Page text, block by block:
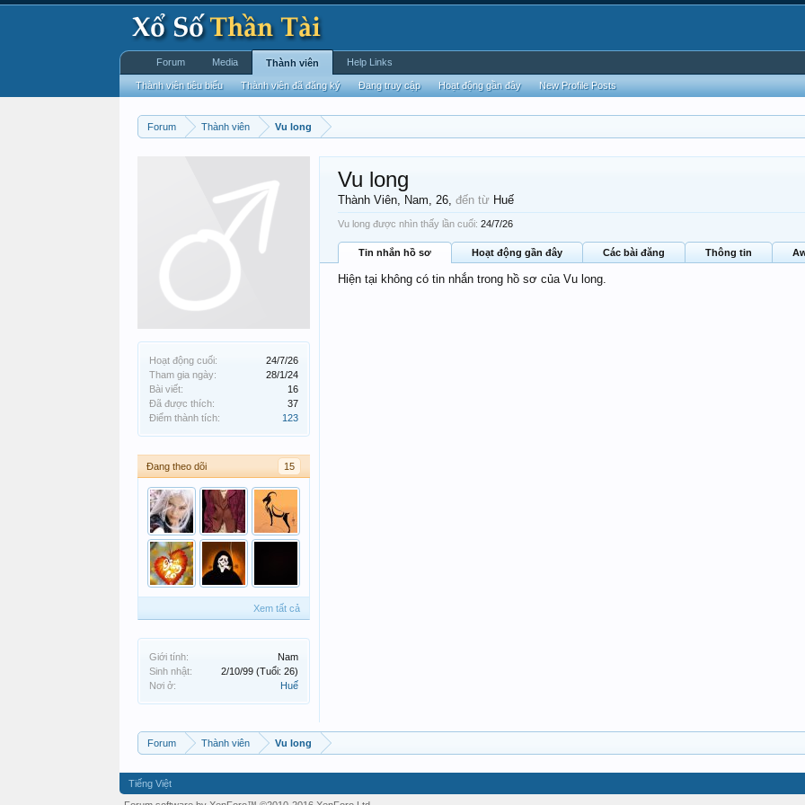
Forum Thành viên Vu long
Hoạt động cuối:
24/7/26
Tham gia ngày:
28/1/24
Bài viết:
16
Đã được thích:
37
Điểm thành tích:
123
Đang theo dõi 15
Xem tất cả
Giới tính:
Nam
Sinh nhật:
2/10/99 (Tuổi: 26)
Nơi ở:
Huế
Vu long
Thành Viên, Nam, 26, đến từ Huế
Vu long được nhìn thấy lần cuối: 24/7/26
Tin nhắn hồ sơ Hoạt động gần đây Các bài đăng Thông tin
Hiện tại không có tin nhắn trong hồ sơ của Vu long.
Forum Thành viên Vu long
Forum Media Thành viên
Thành viên tiêu biểu Thành viên đã đăng ký Đang truy cập Hoạt động gần đây New Profile Posts
Help Links
Tiếng Việt